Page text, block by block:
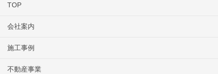
TOP
会社案内
施工事例
不動産事業